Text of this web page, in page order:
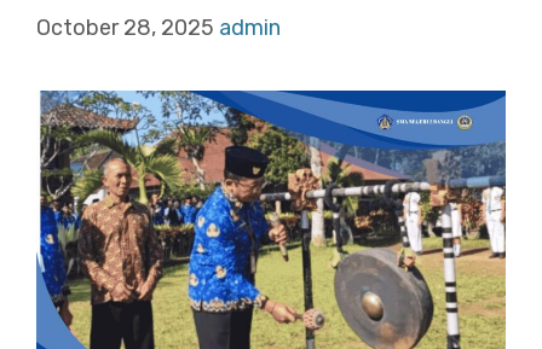
October 28, 2025 admin